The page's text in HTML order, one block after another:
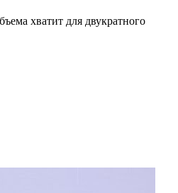
хватит для двукратного